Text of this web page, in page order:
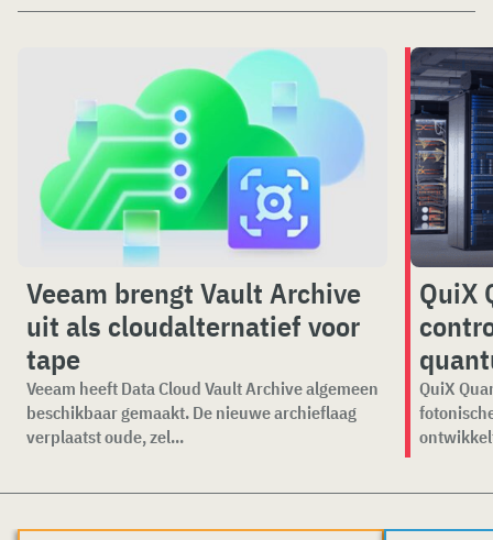
Veeam brengt Vault Archive
uit als cloudalternatief voor
tape
Veeam heeft Data Cloud Vault Archive algemeen
beschikbaar gemaakt. De nieuwe archieflaag
verplaatst oude, zel...
QuiX
QuiX